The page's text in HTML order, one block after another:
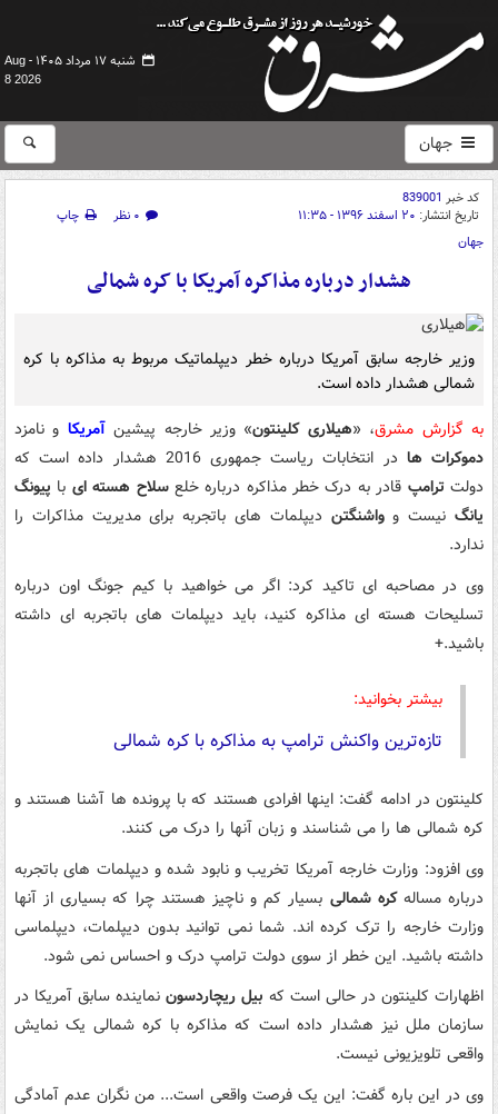
شنبه ۱۷ مرداد ۱۴۰۵ -
Aug
8 2026
جهان
کد خبر 839001
تاریخ انتشار: ۲۰ اسفند ۱۳۹۶ - ۱۱:۳۵ ۰ نظر
چاپ
جهان
هشدار درباره مذاکره آمریکا با کره شمالی
وزیر خارجه سابق آمریکا درباره خطر دیپلماتیک مربوط به مذاکره با کره
شمالی هشدار داده است.
به گزارش مشرق، «هیلاری کلینتون» وزیر خارجه پیشینآمریکا و نامزد
دموکرات ها
در انتخابات ریاست جمهوری 2016 هشدار داده است که
دولتترامپ قادر به درک خطر مذاکره درباره خلعسلاح هسته ای با پیونگ
یانگنیست وواشنگتن دیپلمات های باتجربه برای مدیریت مذاکرات را
ندارد.
وی در مصاحبه ای تاکید کرد: اگر می خواهید با کیم جونگ اون درباره
تسلیحات هسته ای مذاکره کنید، باید دیپلمات های باتجربه ای داشته
باشید.+
بیشتر بخوانید:
تازه‌ترین واکنش ترامپ به مذاکره با کره شمالی
کلینتون در ادامه گفت: اینها افرادی هستند که با پرونده ها آشنا هستند و
کره شمالی ها را می شناسند و زبان آنها را درک می کنند.
وی افزود: وزارت خارجه آمریکا تخریب و نابود شده و دیپلمات های باتجربه
درباره مساله کره شمالی بسیار کم و ناچیز هستند چرا که بسیاری از آنها
وزارت خارجه را ترک کرده اند. شما نمی توانید بدون دیپلمات، دیپلماسی
داشته باشید. این خطر از سوی دولت ترامپ درک و احساس نمی شود.
اظهارات کلینتون در حالی است که بیل ریچاردسون نماینده سابق آمریکا در
سازمان ملل نیز هشدار داده است که مذاکره با کره شمالی یک نمایش
واقعی تلویزیونی نیست.
وی در این باره گفت: این یک فرصت واقعی است... من نگران عدم آمادگی